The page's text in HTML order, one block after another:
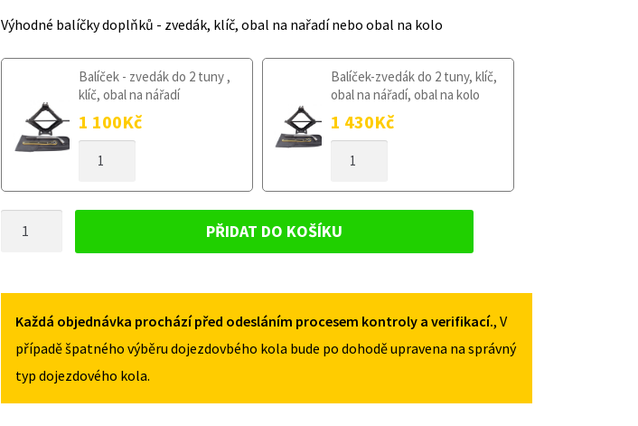
Výhodné balíčky doplňků - zvedák, klíč, obal na nařadí nebo obal na kolo
Balíček - zvedák do 2 tuny ,
klíč, obal na nářadí
1 100Kč
KOLO
2012
MNOŽSTVÍ
Balíček-zvedák do 2 tuny, klíč,
obal na nářadí, obal na kolo
1 430Kč
KOLO
I
2008-
2012
MNOŽSTVÍ
2012
135/90R16
MNOŽSTVÍ
PŘIDAT DO KOŠÍKU
Každá objednávka prochází před odesláním procesem kontroly a verifikací., V
případě špatného výběru dojezdovbého kola bude po dohodě upravena na správný
typ dojezdového kola.